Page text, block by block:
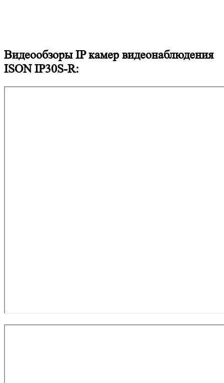
Видеообзоры IP камер видеонаблюдения
ISON IP30S-R: